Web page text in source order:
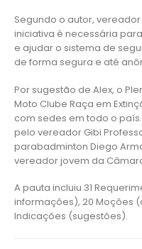
Segundo o autor,
iniciativa é necessária
e ajudar o sistema de
de forma segura e até
Por sugestão de Alex, o
Moto Clube Raça em
com sedes em todo o
pelo vereador Gibi
parabadminton Diego
vereador jovem da
A pauta incluiu 31
informações), 20 Moções
Indicações (sugestões).